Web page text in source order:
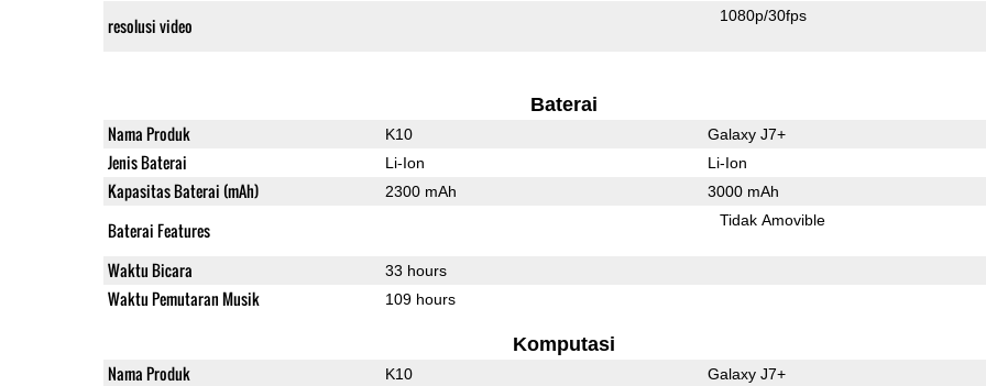
resolusi video 1080p/30fps
Baterai
Nama Produk K10 Galaxy J7+
Jenis Baterai Li-Ion Li-Ion
Kapasitas Baterai (mAh) 2300 mAh 3000 mAh
Baterai Features Tidak Amovible
Waktu Bicara 33 hours
Waktu Pemutaran Musik 109 hours
Komputasi
Nama Produk K10 Galaxy J7+